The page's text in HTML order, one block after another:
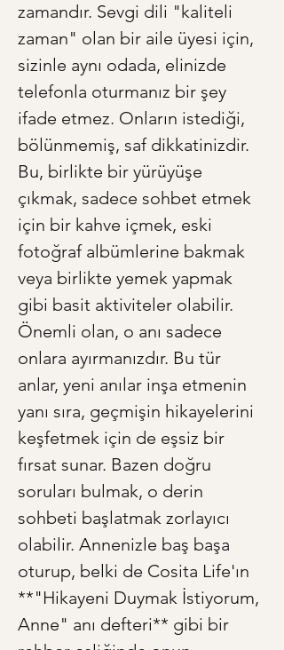
zamandır. Sevgi dili "kaliteli
zaman" olan bir aile üyesi için,
sizinle aynı odada, elinizde
telefonla oturmanız bir şey
ifade etmez. Onların istediği,
bölünmemiş, saf dikkatinizdir.
Bu, birlikte bir yürüyüşe
çıkmak, sadece sohbet etmek
için bir kahve içmek, eski
fotoğraf albümlerine bakmak
veya birlikte yemek yapmak
gibi basit aktiviteler olabilir.
Önemli olan, o anı sadece
onlara ayırmanızdır. Bu tür
anlar, yeni anılar inşa etmenin
yanı sıra, geçmişin hikayelerini
keşfetmek için de eşsiz bir
fırsat sunar. Bazen doğru
soruları bulmak, o derin
sohbeti başlatmak zorlayıcı
olabilir. Annenizle baş başa
oturup, belki de Cosita Life'ın
**"Hikayeni Duymak İstiyorum,
Anne" anı defteri** gibi bir